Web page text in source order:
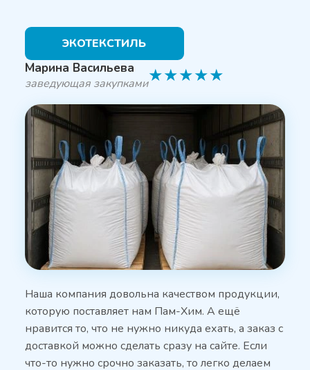
ЭКОТЕКСТИЛЬ
Марина Васильева
заведующая закупками★★★★★
Наша компания довольна качеством продукции,
которую поставляет нам Пам-Хим. А ещё
нравится то, что не нужно никуда ехать, а заказ с
доставкой можно сделать сразу на сайте. Если
что-то нужно срочно заказать, то легко делаем